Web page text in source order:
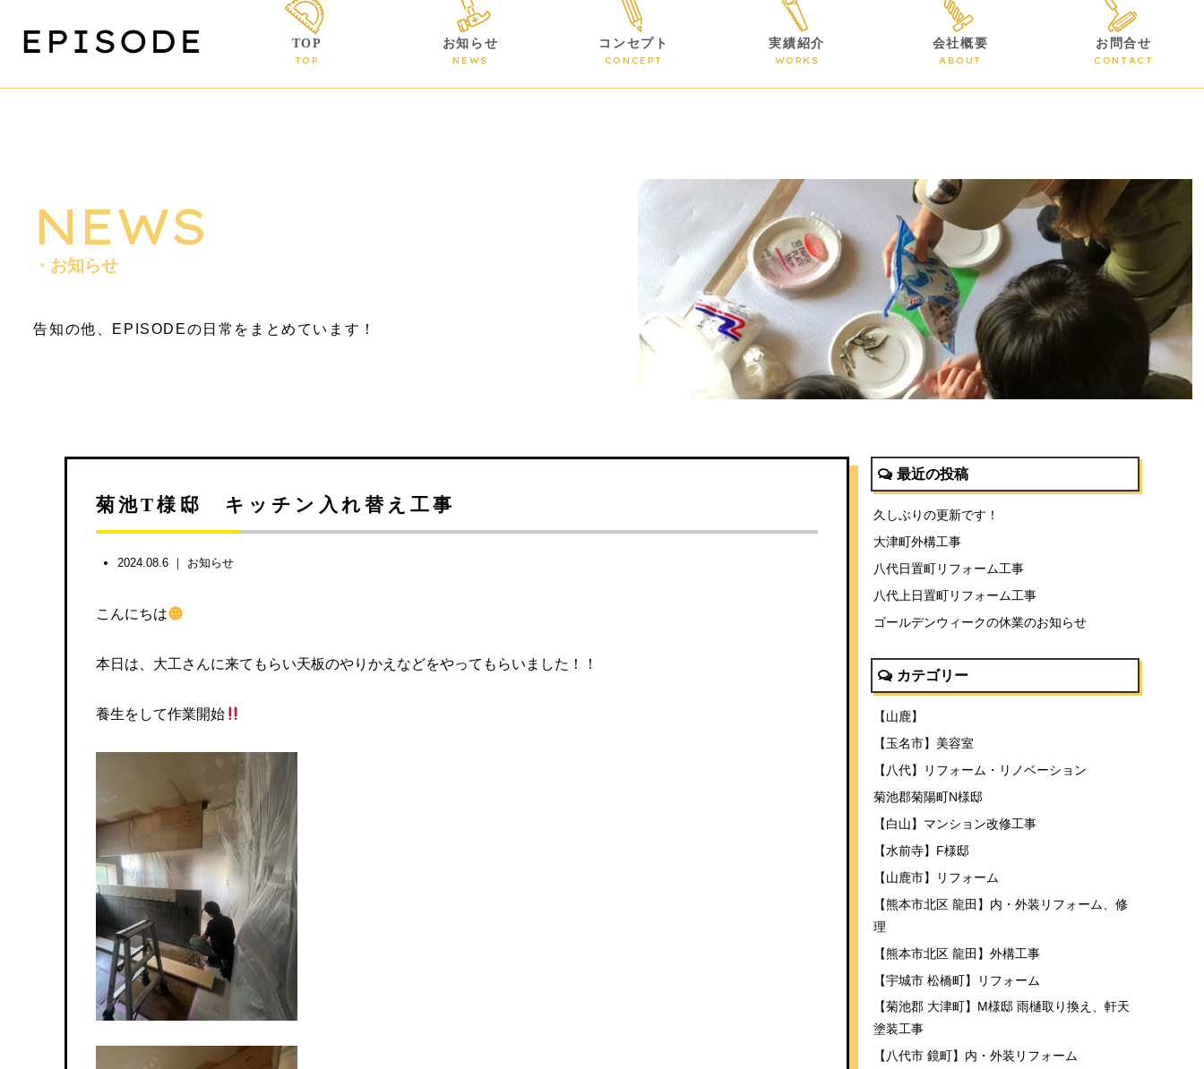
TOP
TOP
お知らせ
NEWS
コンセプト
CONCEPT
実績紹介
WORKS
会社概要
ABOUT
お問合せ
CONTACT
NEWS
・お知らせ
告知の他、EPISODEの日常をまとめています！
菊池T様邸 キッチン入れ替え工事
2024.08.6 ｜ お知らせ
こんにちは
本日は、大工さんに来てもらい天板のやりかえなどをやってもらいました！！
養生をして作業開始
最近の投稿
久しぶりの更新です！
大津町外構工事
八代日置町リフォーム工事
八代上日置町リフォーム工事
ゴールデンウィークの休業のお知らせ
カテゴリー
【山鹿】
【玉名市】美容室
【八代】リフォーム・リノベーション
菊池郡菊陽町N様邸
【白山】マンション改修工事
【水前寺】F様邸
【山鹿市】リフォーム
【熊本市北区 龍田】内・外装リフォーム、修
理
【熊本市北区 龍田】外構工事
【宇城市 松橋町】リフォーム
【菊池郡 大津町】M様邸 雨樋取り換え、軒天
塗装工事
【八代市 鏡町】内・外装リフォーム